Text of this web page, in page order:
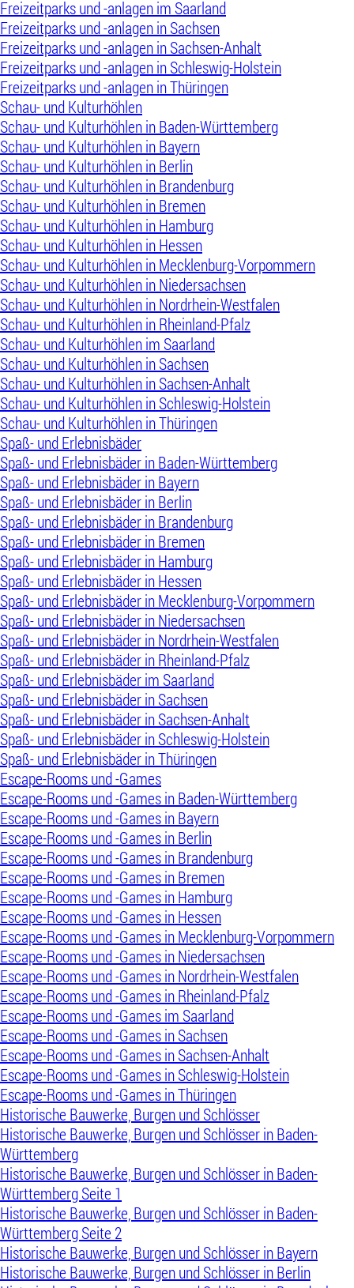
Freizeitparks und -anlagen im Saarland
Freizeitparks und -anlagen in Sachsen
Freizeitparks und -anlagen in Sachsen-Anhalt
Freizeitparks und -anlagen in Schleswig-Holstein
Freizeitparks und -anlagen in Thüringen
Schau- und Kulturhöhlen
Schau- und Kulturhöhlen in Baden-Württemberg
Schau- und Kulturhöhlen in Bayern
Schau- und Kulturhöhlen in Berlin
Schau- und Kulturhöhlen in Brandenburg
Schau- und Kulturhöhlen in Bremen
Schau- und Kulturhöhlen in Hamburg
Schau- und Kulturhöhlen in Hessen
Schau- und Kulturhöhlen in Mecklenburg-Vorpommern
Schau- und Kulturhöhlen in Niedersachsen
Schau- und Kulturhöhlen in Nordrhein-Westfalen
Schau- und Kulturhöhlen in Rheinland-Pfalz
Schau- und Kulturhöhlen im Saarland
Schau- und Kulturhöhlen in Sachsen
Schau- und Kulturhöhlen in Sachsen-Anhalt
Schau- und Kulturhöhlen in Schleswig-Holstein
Schau- und Kulturhöhlen in Thüringen
Spaß- und Erlebnisbäder
Spaß- und Erlebnisbäder in Baden-Württemberg
Spaß- und Erlebnisbäder in Bayern
Spaß- und Erlebnisbäder in Berlin
Spaß- und Erlebnisbäder in Brandenburg
Spaß- und Erlebnisbäder in Bremen
Spaß- und Erlebnisbäder in Hamburg
Spaß- und Erlebnisbäder in Hessen
Spaß- und Erlebnisbäder in Mecklenburg-Vorpommern
Spaß- und Erlebnisbäder in Niedersachsen
Spaß- und Erlebnisbäder in Nordrhein-Westfalen
Spaß- und Erlebnisbäder in Rheinland-Pfalz
Spaß- und Erlebnisbäder im Saarland
Spaß- und Erlebnisbäder in Sachsen
Spaß- und Erlebnisbäder in Sachsen-Anhalt
Spaß- und Erlebnisbäder in Schleswig-Holstein
Spaß- und Erlebnisbäder in Thüringen
Escape-Rooms und -Games
Escape-Rooms und -Games in Baden-Württemberg
Escape-Rooms und -Games in Bayern
Escape-Rooms und -Games in Berlin
Escape-Rooms und -Games in Brandenburg
Escape-Rooms und -Games in Bremen
Escape-Rooms und -Games in Hamburg
Escape-Rooms und -Games in Hessen
Escape-Rooms und -Games in Mecklenburg-Vorpommern
Escape-Rooms und -Games in Niedersachsen
Escape-Rooms und -Games in Nordrhein-Westfalen
Escape-Rooms und -Games in Rheinland-Pfalz
Escape-Rooms und -Games im Saarland
Escape-Rooms und -Games in Sachsen
Escape-Rooms und -Games in Sachsen-Anhalt
Escape-Rooms und -Games in Schleswig-Holstein
Escape-Rooms und -Games in Thüringen
Historische Bauwerke, Burgen und Schlösser
Historische Bauwerke, Burgen und Schlösser in Baden-
Württemberg
Historische Bauwerke, Burgen und Schlösser in Baden-
Württemberg Seite 1
Historische Bauwerke, Burgen und Schlösser in Baden-
Württemberg Seite 2
Historische Bauwerke, Burgen und Schlösser in Bayern
Historische Bauwerke, Burgen und Schlösser in Berlin